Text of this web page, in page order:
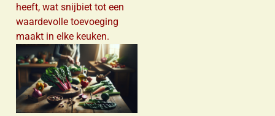
heeft, wat snijbiet tot een
waardevolle toevoeging
maakt in elke keuken.